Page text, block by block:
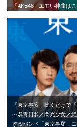
「AKB48」エモい神曲は
「東京事変」聴くだけで
～群青日和／閃光少女／
するバンド「東京事変」エ